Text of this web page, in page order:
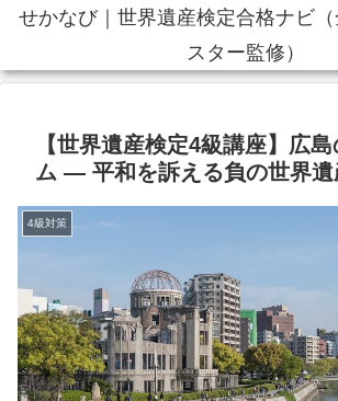
せかなび｜世界遺産検定合格ナビ
スター監修）
【世界遺産検定4級講座】広
ム ― 平和を訴える負の世界遺
4級対策